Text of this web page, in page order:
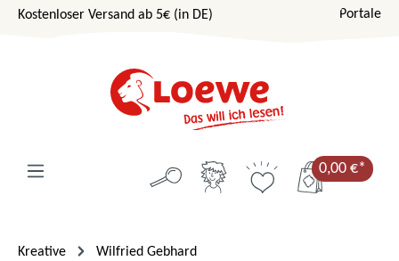
Zum Hauptinhalt springen
Kostenloser Versand ab 5€ (in DE) Portale
0,00 €*
Kreative Wilfried Gebhard